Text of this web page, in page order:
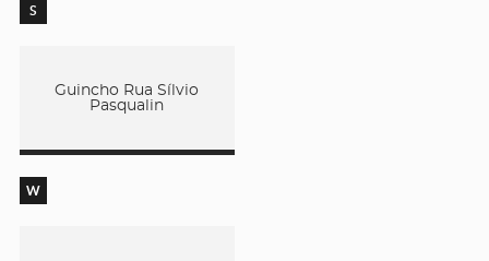
S
Guincho Rua Sílvio
Pasqualin
W